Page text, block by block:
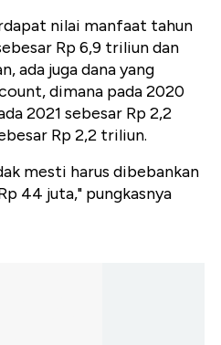
nilai manfaat tahun
Rp 6,9 triliun dan
ada juga dana yang
dimana pada 2020
2021 sebesar Rp 2,2
Rp 2,2 triliun.
mesti harus dibebankan
44 juta," pungkasnya